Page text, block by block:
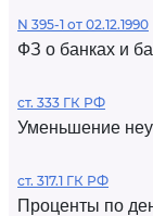
N 395-1 от 02.12.1990
ФЗ о банках и
ст. 333 ГК РФ
Уменьшение
ст. 317.1 ГК РФ
Проценты по